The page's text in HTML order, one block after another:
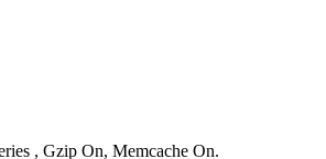
, Gzip On, Memcache On.